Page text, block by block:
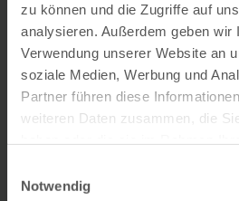
zu können und die Zugriffe auf
analysieren. Außerdem geben wir
Verwendung unserer Website an
soziale Medien, Werbung und
Partner führen diese
weiteren Daten zusammen, die
Notwendig